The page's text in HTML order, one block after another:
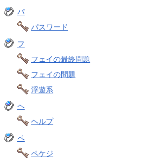
パ
パスワード
フ
フェイの最終問題
フェイの問題
浮遊系
ヘ
ヘルプ
ペ
ペケジ